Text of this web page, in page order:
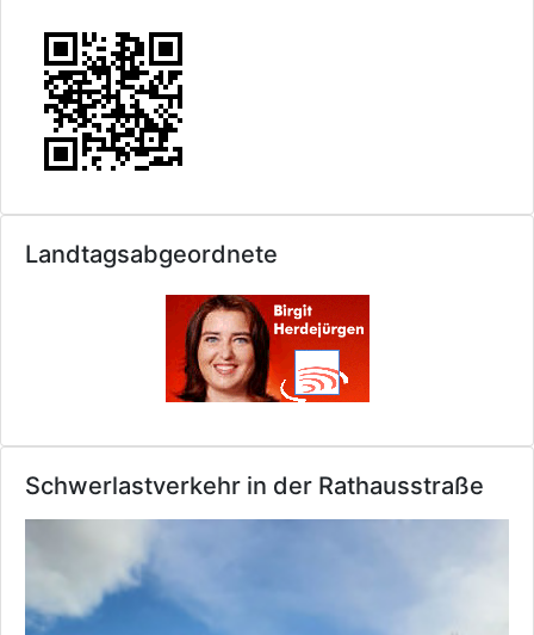
Landtagsabgeordnete
Schwerlastverkehr in der Rathausstraße